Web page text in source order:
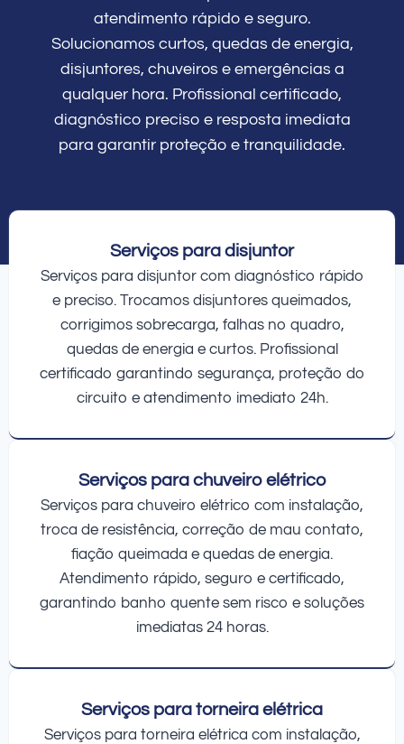
atendimento rápido e seguro.
Solucionamos curtos, quedas de energia,
disjuntores, chuveiros e emergências a
qualquer hora. Profissional certificado,
diagnóstico preciso e resposta imediata
para garantir proteção e tranquilidade.
Serviços para disjuntor
Serviços para disjuntor com diagnóstico rápido
e preciso. Trocamos disjuntores queimados,
corrigimos sobrecarga, falhas no quadro,
quedas de energia e curtos. Profissional
certificado garantindo segurança, proteção do
circuito e atendimento imediato 24h.
Serviços para chuveiro elétrico
Serviços para chuveiro elétrico com instalação,
troca de resistência, correção de mau contato,
fiação queimada e quedas de energia.
Atendimento rápido, seguro e certificado,
garantindo banho quente sem risco e soluções
imediatas 24 horas.
Serviços para torneira elétrica
Serviços para torneira elétrica com instalação,